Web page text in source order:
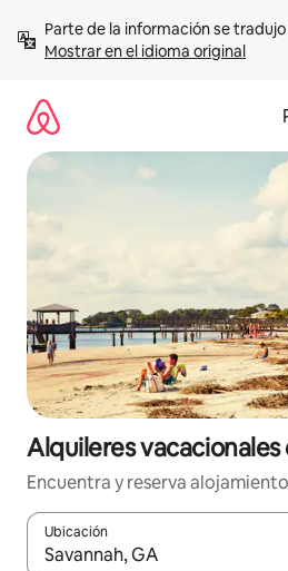
contenidoMostrar en el idioma original
Alquileres vacacionales
Encuentra y reserva
Ubicación
Cuando los resultados estén